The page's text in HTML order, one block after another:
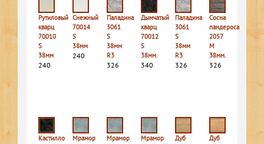
Рутиловый
кварц
70010
S
38мм
240
Снежный
70014
S
38мм
240
Паладина
3061
S
38мм
R3
326
Дымчатый
кварц
70012
S
38мм.
340
Паладина
3061
S
38мм
R3
326
Сосна
пандероса
2057
M
38мм.
326
Кастилло
Мрамор
Мрамор
Мрамор
Дуб
Дуб